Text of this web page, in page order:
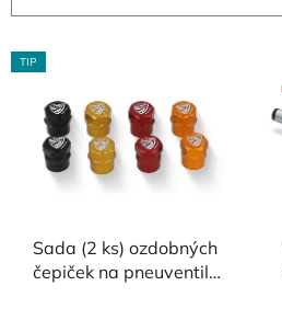
p
V
ý
TIP
Sada (2 ks) ozdobných
čepiček na pneuventily